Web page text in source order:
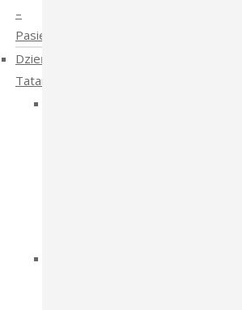
–
Pasieki
Dzień
Tatarski